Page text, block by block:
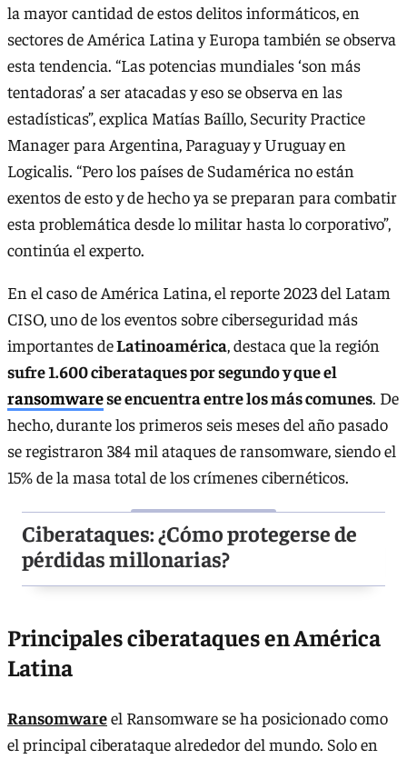
la mayor cantidad de estos delitos informáticos, en
sectores de América Latina y Europa también se observa
esta tendencia. “Las potencias mundiales ‘son más
tentadoras’ a ser atacadas y eso se observa en las
estadísticas”, explica Matías Baíllo, Security Practice
Manager para Argentina, Paraguay y Uruguay en
Logicalis. “Pero los países de Sudamérica no están
exentos de esto y de hecho ya se preparan para combatir
esta problemática desde lo militar hasta lo corporativo”,
continúa el experto.
En el caso de América Latina, el reporte 2023 del Latam
CISO, uno de los eventos sobre ciberseguridad más
importantes deLatinoamérica, destaca que la región
sufre 1.600 ciberataques por segundo y que el
ransomwarese encuentra entre los más comunes. De
hecho, durante los primeros seis meses del año pasado
se registraron 384 mil ataques de ransomware, siendo el
15% de la masa total de los crímenes cibernéticos.
Ciberataques: ¿Cómo protegerse de
pérdidas millonarias?
Principales ciberataques en América
Latina
Ransomwareel Ransomware se ha posicionado como
el principal ciberataque alrededor del mundo. Solo en